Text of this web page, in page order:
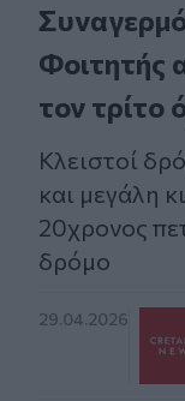
Φοιτητής
τον τρίτο
Κλειστοί
και μεγάλη
20χρονος
δρόμο
29.04.2026